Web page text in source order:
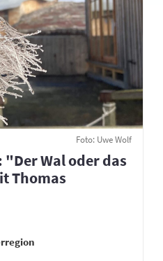
Foto: Uwe Wolf
Wal oder das
Thomas